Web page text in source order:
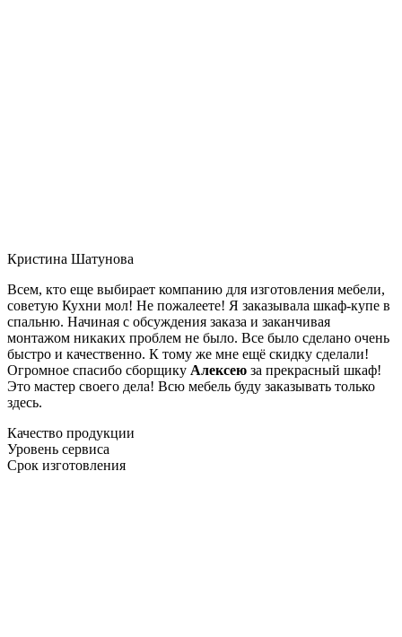
Кристина Шатунова
Всем, кто еще выбирает компанию для изготовления мебели,
советую Кухни мол! Не пожалеете! Я заказывала шкаф-купе в
спальню. Начиная с обсуждения заказа и заканчивая
монтажом никаких проблем не было. Все было сделано очень
быстро и качественно. К тому же мне ещё скидку сделали!
Огромное спасибо сборщику Алексею за прекрасный шкаф!
Это мастер своего дела! Всю мебель буду заказывать только
здесь.
Качество продукции
Уровень сервиса
Срок изготовления